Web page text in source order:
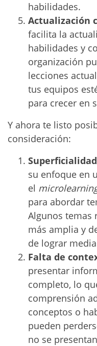
habilidades.
Actualización
facilita la
habilidades y
organización
lecciones
tus equipos
para crecer en
Y ahora te listo
consideración:
su enfoque en
el
para abordar
Algunos temas
más amplia y
de lograr
Falta de
presentar
completo, lo
comprensión
conceptos o
pueden
no se